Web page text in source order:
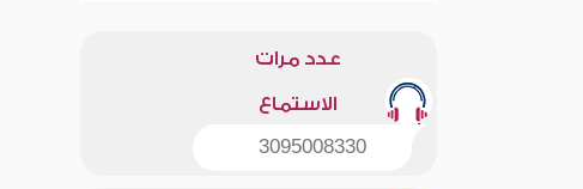
عدد مرات
الاستماع
3095008330